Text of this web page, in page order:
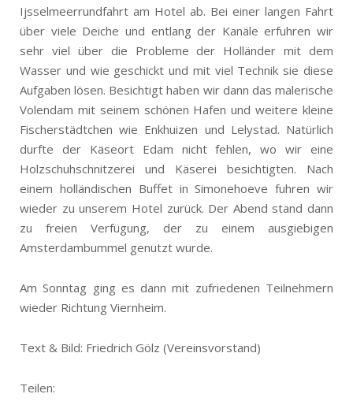
Ijsselmeerrundfahrt am Hotel ab. Bei einer langen Fahrt
über viele Deiche und entlang der Kanäle erfuhren wir
sehr viel über die Probleme der Holländer mit dem
Wasser und wie geschickt und mit viel Technik sie diese
Aufgaben lösen. Besichtigt haben wir dann das malerische
Volendam mit seinem schönen Hafen und weitere kleine
Fischerstädtchen wie Enkhuizen und Lelystad. Natürlich
durfte der Käseort Edam nicht fehlen, wo wir eine
Holzschuhschnitzerei und Käserei besichtigten. Nach
einem holländischen Buffet in Simonehoeve fuhren wir
wieder zu unserem Hotel zurück. Der Abend stand dann
zu freien Verfügung, der zu einem ausgiebigen
Amsterdambummel genutzt wurde.
Am Sonntag ging es dann mit zufriedenen Teilnehmern
wieder Richtung Viernheim.
Text & Bild: Friedrich Gölz (Vereinsvorstand)
Teilen: